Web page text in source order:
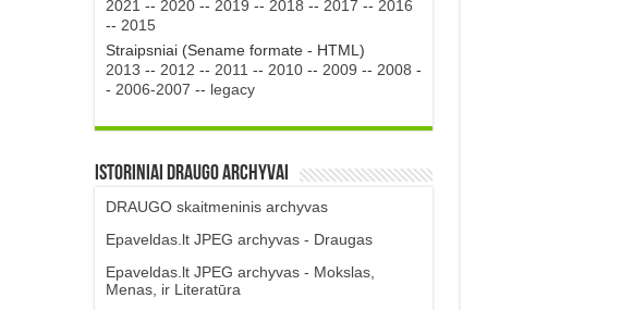
2021 -- 2020-- 2019 -- 2018 -- 2017 -- 2016
-- 2015
Straipsniai (Sename formate - HTML)
2013 -- 2012 -- 2011 -- 2010-- 2009 -- 2008 -
- 2006-2007 -- legacy
Istoriniai DRAUGO Archyvai
DRAUGO skaitmeninis archyvas
Epaveldas.lt JPEG archyvas - Draugas
Epaveldas.lt JPEG archyvas - Mokslas,
Menas, ir Literatūra